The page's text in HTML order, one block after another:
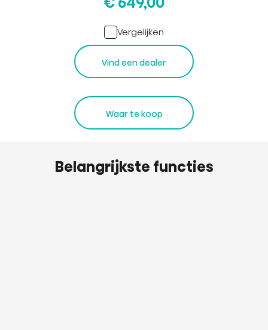
Vergelijken
Vind een dealer
Waar te koop
Belangrijkste functies